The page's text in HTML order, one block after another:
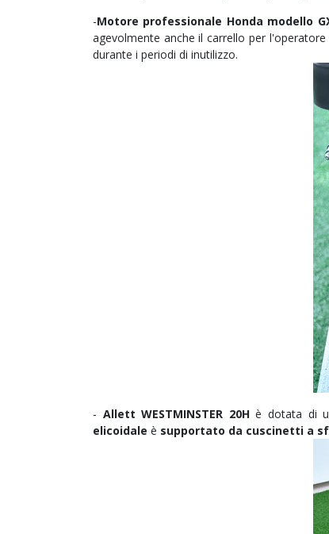
-Motore professionale Honda modello
agevolmente anche il carrello per l'operatore
durante i periodi di inutilizzo.
- Allett WESTMINSTER 20Hè dotata di
elicoidale è supportato da cuscinetti a